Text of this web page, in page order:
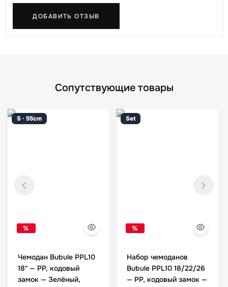
ДОБАВИТЬ ОТЗЫВ
Сопутствующие товары
S · 55cm
%
Чемодан Bubule PPL10
18" — PP, кодовый
замок — Зелёный,
Set
%
Набор чемоданов
Bubule PPL10 18/22/26
— PP, кодовый замок —